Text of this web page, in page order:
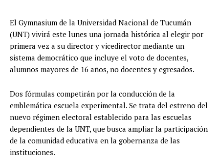
El Gymnasium de la Universidad Nacional de Tucumán
(UNT) vivirá este lunes una jornada histórica al elegir por
primera vez a su director y vicedirector mediante un
sistema democrático que incluye el voto de docentes,
alumnos mayores de 16 años, no docentes y egresados.
Dos fórmulas competirán por la conducción de la
emblemática escuela experimental. Se trata del estreno del
nuevo régimen electoral establecido para las escuelas
dependientes de la UNT, que busca ampliar la participación
de la comunidad educativa en la gobernanza de las
instituciones.